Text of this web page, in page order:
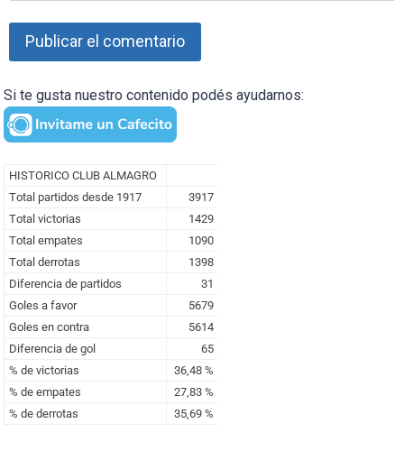
Si te gusta nuestro contenido podés ayudarnos: